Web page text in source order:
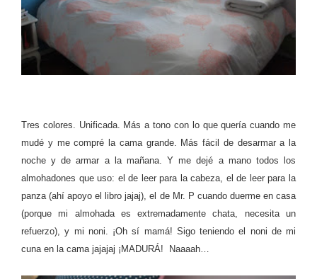
Tres colores. Unificada. Más a tono con lo que quería cuando me
mudé y me compré la cama grande. Más fácil de desarmar a la
noche y de armar a la mañana. Y me dejé a mano todos los
almohadones que uso: el de leer para la cabeza, el de leer para la
panza (ahí apoyo el libro jajaj), el de Mr. P cuando duerme en casa
(porque mi almohada es extremadamente chata, necesita un
refuerzo), y mi noni. ¡Oh sí mamá! Sigo teniendo el noni de mi
cuna en la cama jajajaj ¡MADURÁ! Naaaah…